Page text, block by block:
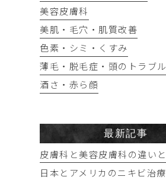
美容皮膚科
美肌・毛穴・肌質改善
色素・シミ・くすみ
薄毛・脱毛症・頭のトラブル
酒さ・赤ら顔
最新記事